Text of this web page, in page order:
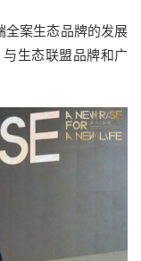
全案生态品牌的发展
生态联盟品牌和广